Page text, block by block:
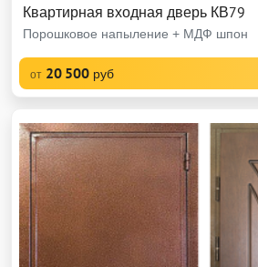
Квартирная входная дверь КВ79
Порошковое напыление + МДФ шпон
от 20 500 руб